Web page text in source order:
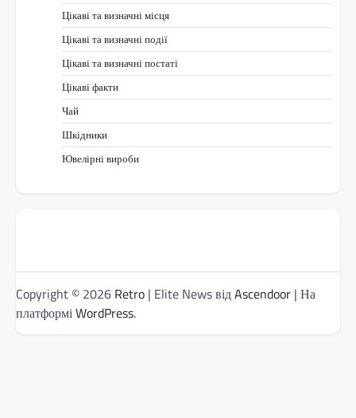
Цікаві та визначні місця
Цікаві та визначні події
Цікаві та визначні постаті
Цікаві факти
Чай
Шкідники
Ювелірні вироби
Copyright © 2026 Retro | Elite News відAscendoor | На
платформіWordPress.